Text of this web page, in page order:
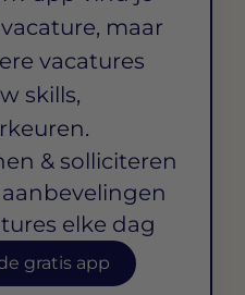
maar
vacatures
skills,
& solliciteren
elke dag
gratis app